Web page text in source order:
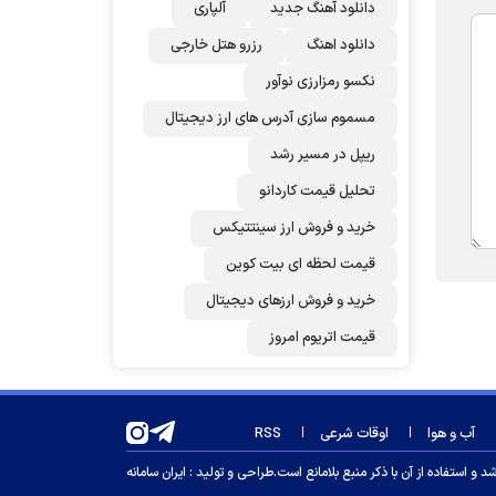
دانلود آهنگ جدید
آلپاری
دانلود اهنگ
رزرو هتل خارجی
نکسو رمزارزی نوآور
مسموم سازی آدرس های ارز دیجیتال
ریپل در مسیر رشد
تحلیل قیمت کاردانو
خرید و فروش ارز سینتتیکس
قیمت لحظه ای بیت کوین
خرید و فروش ارزهای دیجیتال
قیمت اتریوم امروز
آب و هوا اوقات شرعی RSS
استفاده از آن با ذکر منبع بلامانع است.طراحی و تولید : ایران سامانه